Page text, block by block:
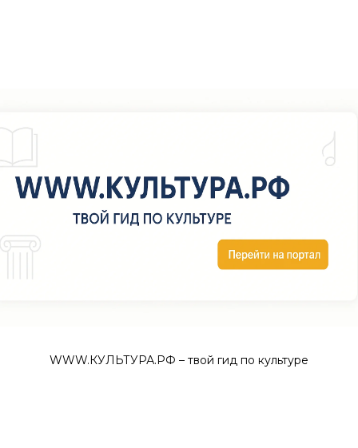
WWW.КУЛЬТУРА.РФ – твой гид по культуре